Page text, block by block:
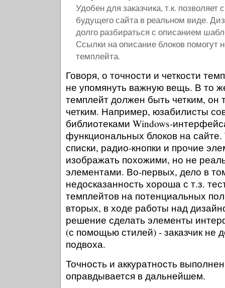
Удобен для заказчика, т.к.
будущего сайта в реальном виде.
долго разбираться с описанием
Ссылки на описание блоков помогут
темплейта.
Говоря, о точности и четкости
не упомянуть важную вещь. В то
темплейт должен быть четким, он
четким. Например, юзабилисты
библиотеками Windows-
функциональных блоков на
списки, радио-кнопки и прочие
изображать похожими, но не
элементами. Во-первых, дело в
недосказанность хороша с т.з.
темплейтов на потенциальных
вторых, в ходе работы над
решение сделать элементы
(с помощью стилей) - заказчик не
подвоха.
Точность и аккуратность
оправдывается в дальнейшем.